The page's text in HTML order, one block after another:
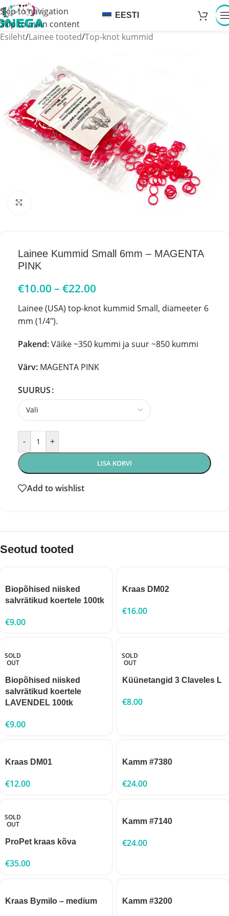
Skip to navigation
Skip to main content
EESTI
Esileht/Lainee tooted/Top-knot kummid
Lainee Kummid Small 6mm – MAGENTA
PINK
€10.00 – €22.00
Lainee (USA) top-knot kummid Small, diameeter 6
mm (1/4″).
Pakend:Väike ~350 kummi ja suur ~850 kummi
Värv: MAGENTA PINK
SUURUS
- +
LISA KORVI
Add to wishlist
Seotud tooted
Biopõhised niisked
salvrätikud koertele 100tk
€9.00
Kraas DM02
€16.00
SOLD
OUT
Biopõhised niisked
salvrätikud koertele
LAVENDEL 100tk
€9.00
SOLD
OUT
Küünetangid 3 Claveles L
€8.00
Kraas DM01
€12.00
Kamm #7380
€24.00
SOLD
OUT
ProPet kraas kõva
€35.00
Kamm #7140
€24.00
Kraas Bymilo – medium Kamm #3200